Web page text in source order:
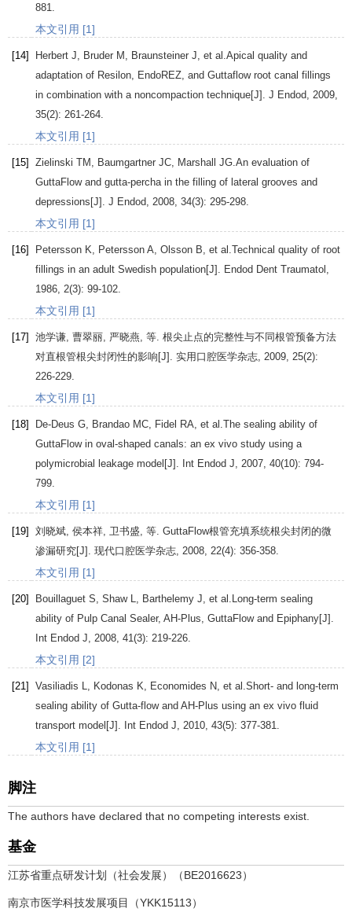
881.
本文引用 [1]
[14] Herbert J Bruder M Braunsteiner J , et al.Apical quality and
adaptation of Resilon, EndoREZ, and Guttaflow root canal fillings
in combination with a noncompaction technique[J]. J Endod 2009
35(2): 261-264.
本文引用 [1]
[15] Zielinski TM Baumgartner JC Marshall JG .An evaluation of
GuttaFlow and gutta-percha in the filling of lateral grooves and
depressions[J]. J Endod 2008 34(3): 295-298.
本文引用 [1]
[16] Petersson K Petersson A Olsson B , et al.Technical quality of root
fillings in an adult Swedish population[J].
Endod Dent Traumatol
1986 2(3): 99-102.
本文引用 [1]
[17] 池学谦 曹翠丽 严晓燕 , 等. 根尖止点的完整性与不同根管预备方法
对直根管根尖封闭性的影响[J]. 实用口腔医学杂志 2009 25(2):
226-229.
本文引用 [1]
[18] De-Deus G Brandao MC Fidel RA , et al.The sealing ability of
GuttaFlow in oval-shaped canals: an ex vivo study using a
polymicrobial leakage model[J].
Int Endod J 2007 40(10): 794-
799.
本文引用 [1]
[19] 刘晓斌 侯本祥 卫书盛 , 等. GuttaFlow根管充填系统根尖封闭的微
渗漏研究[J]. 现代口腔医学杂志 2008 22(4): 356-358.
本文引用 [1]
[20] Bouillaguet S Shaw Barthelemy J , et al.Long-term sealing
ability of Pulp Canal Sealer, AH-Plus, GuttaFlow and Epiphany[J].
Int Endod J
2008 41 (3): 219-226.
本文引用 [2]
[21] Vasiliadis Kodonas K Economides N , et al.Short- and long-term
sealing ability of Gutta-flow and AH-Plus using an ex vivo fluid
transport model[J].
Int Endod J 2010 43(5): 377-381.
本文引用 [1]
脚注
The authors have declared that no competing interests exist.
基金
江苏省重点研发计划（社会发展）（BE2016623）
南京市医学科技发展项目（YKK15113）